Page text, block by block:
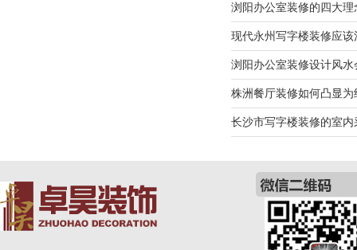
浏阳办公室装修的四大理
现代永州写字楼装修应该
浏阳办公室装修设计风水
株洲餐厅装修如何凸显为
长沙市写字楼装修的室内